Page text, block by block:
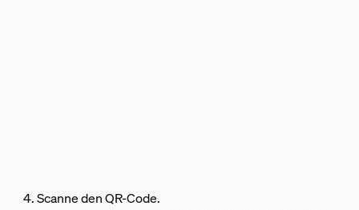
4. Scanne den QR-Code.